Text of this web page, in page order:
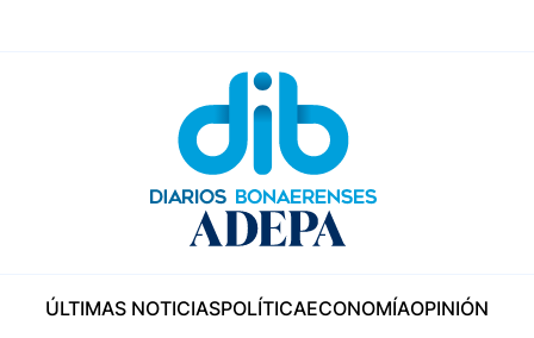
ÚLTIMAS NOTICIASPOLÍTICAECONOMÍAOPINIÓN